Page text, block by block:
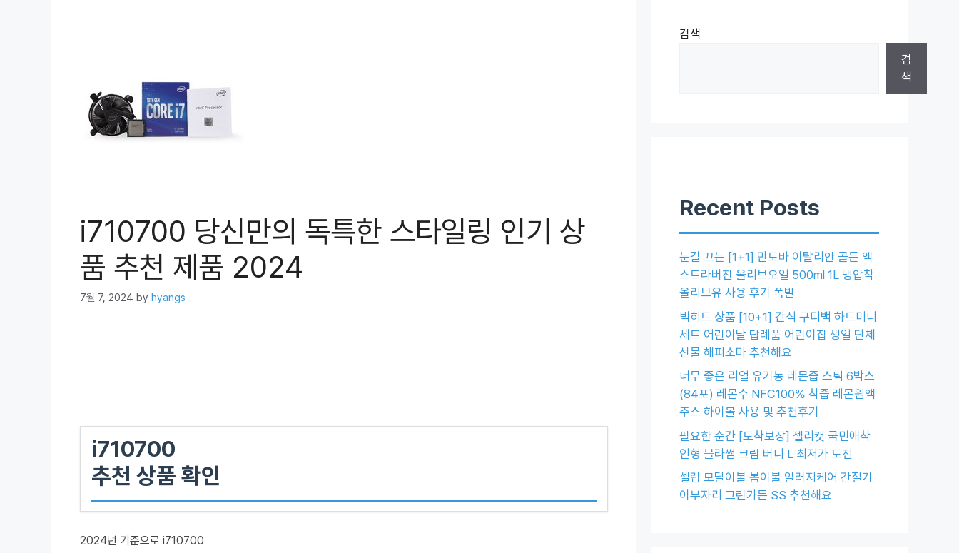
i710700 당신만의 독특한 스타일링 인기 상
품 추천 제품 2024
7월 7, 2024 by hyangs
i710700
추천 상품 확인
2024년 기준으로 i710700
검색
검
색
Recent Posts
눈길 끄는 [1+1] 만토바 이탈리안 골든 엑
스트라버진 올리브오일 500ml 1L 냉압착
올리브유 사용 후기 폭발
빅히트 상품 [10+1] 간식 구디백 하트미니
세트 어린이날 답례품 어린이집 생일 단체
선물 해피소마 추천해요
너무 좋은 리얼 유기농 레몬즙 스틱 6박스
(84포) 레몬수 NFC100% 착즙 레몬원액
주스 하이볼 사용 및 추천후기
필요한 순간 [도착보장] 젤리캣 국민애착
인형 블라썸 크림 버니 L 최저가 도전
셀럽 모달이불 봄이불 알러지케어 간절기
이부자리 그린가든 SS 추천해요